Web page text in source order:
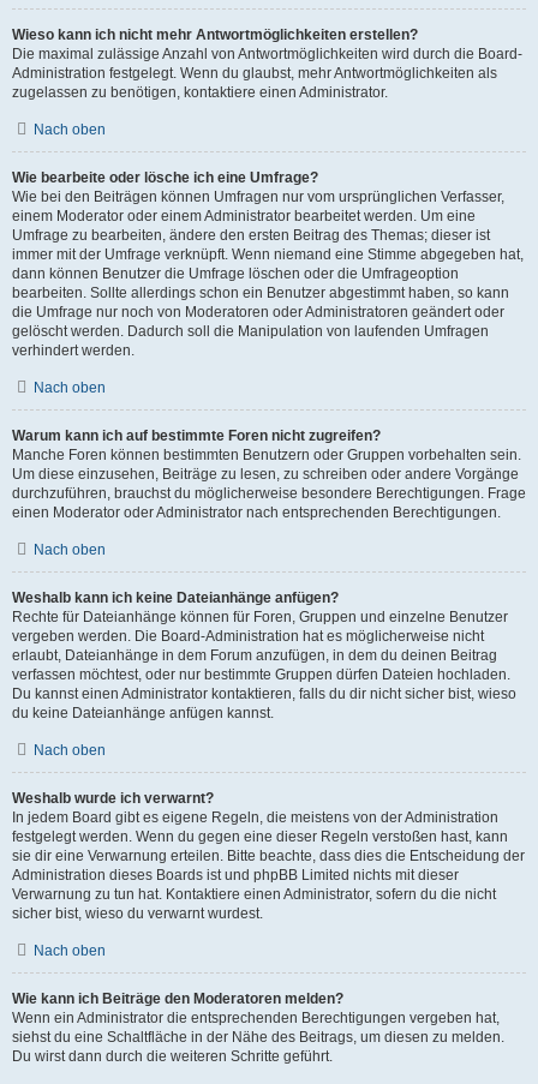
Wieso kann ich nicht mehr Antwortmöglichkeiten erstellen?
Die maximal zulässige Anzahl von Antwortmöglichkeiten wird durch die Board-
Administration festgelegt. Wenn du glaubst, mehr Antwortmöglichkeiten als
zugelassen zu benötigen, kontaktiere einen Administrator.
Nach oben
Wie bearbeite oder lösche ich eine Umfrage?
Wie bei den Beiträgen können Umfragen nur vom ursprünglichen Verfasser,
einem Moderator oder einem Administrator bearbeitet werden. Um eine
Umfrage zu bearbeiten, ändere den ersten Beitrag des Themas; dieser ist
immer mit der Umfrage verknüpft. Wenn niemand eine Stimme abgegeben hat,
dann können Benutzer die Umfrage löschen oder die Umfrageoption
bearbeiten. Sollte allerdings schon ein Benutzer abgestimmt haben, so kann
die Umfrage nur noch von Moderatoren oder Administratoren geändert oder
gelöscht werden. Dadurch soll die Manipulation von laufenden Umfragen
verhindert werden.
Nach oben
Warum kann ich auf bestimmte Foren nicht zugreifen?
Manche Foren können bestimmten Benutzern oder Gruppen vorbehalten sein.
Um diese einzusehen, Beiträge zu lesen, zu schreiben oder andere Vorgänge
durchzuführen, brauchst du möglicherweise besondere Berechtigungen. Frage
einen Moderator oder Administrator nach entsprechenden Berechtigungen.
Nach oben
Weshalb kann ich keine Dateianhänge anfügen?
Rechte für Dateianhänge können für Foren, Gruppen und einzelne Benutzer
vergeben werden. Die Board-Administration hat es möglicherweise nicht
erlaubt, Dateianhänge in dem Forum anzufügen, in dem du deinen Beitrag
verfassen möchtest, oder nur bestimmte Gruppen dürfen Dateien hochladen.
Du kannst einen Administrator kontaktieren, falls du dir nicht sicher bist, wieso
du keine Dateianhänge anfügen kannst.
Nach oben
Weshalb wurde ich verwarnt?
In jedem Board gibt es eigene Regeln, die meistens von der Administration
festgelegt werden. Wenn du gegen eine dieser Regeln verstoßen hast, kann
sie dir eine Verwarnung erteilen. Bitte beachte, dass dies die Entscheidung der
Administration dieses Boards ist und phpBB Limited nichts mit dieser
Verwarnung zu tun hat. Kontaktiere einen Administrator, sofern du die nicht
sicher bist, wieso du verwarnt wurdest.
Nach oben
Wie kann ich Beiträge den Moderatoren melden?
Wenn ein Administrator die entsprechenden Berechtigungen vergeben hat,
siehst du eine Schaltfläche in der Nähe des Beitrags, um diesen zu melden.
Du wirst dann durch die weiteren Schritte geführt.